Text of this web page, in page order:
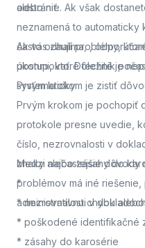
odstrániť.
alebo nie. Ak však
neznamená to automaticky
často odhalí problémy,
postupovať. Dôležité je
systematicky.
Ak vás zaujíma,,
úkonmi, ktoré technik
Prvým krokom je zistiť
Prvým krokom je pochopiť
protokole presne uvedie,
číslo, nezrovnalosti v
znaky alebo zásahy do
problémov má iné
administratívnu chybu
Medzi najčastejšie dôvody
*
* nezrovnalosti v dokladoch
* poškodené identifikačné
* zásahy do karosérie